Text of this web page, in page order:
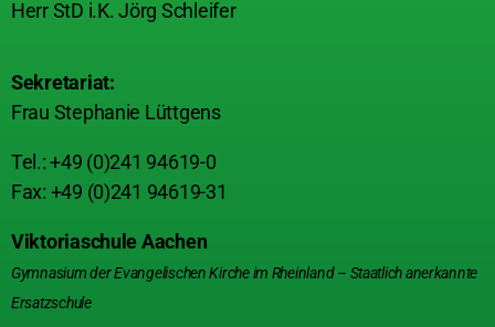
Herr StD i.K. Jörg Schleifer
Sekretariat:
Frau Stephanie Lüttgens
Tel.: +49 (0)241 94619-0
Fax: +49 (0)241 94619-31
Viktoriaschule Aachen
Gymnasium der Evangelischen Kirche im Rheinland – Staatlich anerkannte
Ersatzschule